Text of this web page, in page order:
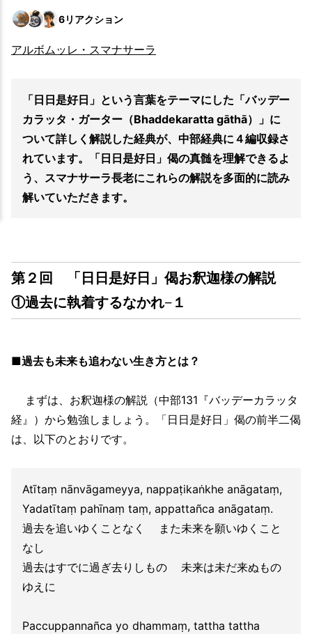
6リアクション
アルボムッレ・スマナサーラ
「日日是好日」という言葉をテーマにした「バッデー
カラッタ・ガーター（Bhaddekaratta gāthā）」に
ついて詳しく解説した経典が、中部経典に４編収録さ
れています。「日日是好日」偈の真髄を理解できるよ
う、スマナサーラ長老にこれらの解説を多面的に読み
解いていただきます。
第２回 「日日是好日」偈お釈迦様の解説
①過去に執着するなかれ−１
■過去も未来も追わない生き方とは？
まずは、お釈迦様の解説（中部131『バッデーカラッタ
経』）から勉強しましょう。「日日是好日」偈の前半二偈
は、以下のとおりです。
Atītaṃ nānvāgameyya, nappaṭikaṅkhe anāgataṃ,
Yadatītaṃ pahīnaṃ taṃ, appattañca anāgataṃ.
過去を追いゆくことなく また未来を願いゆくこと
なし
過去はすでに過ぎ去りしもの 未来は未だ来ぬもの
ゆえに
Paccuppannañca yo dhammaṃ, tattha tattha